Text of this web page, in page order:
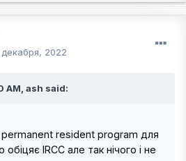
декабря, 2022
AM, ash said:
resident program для
IRCC але так нічого і не